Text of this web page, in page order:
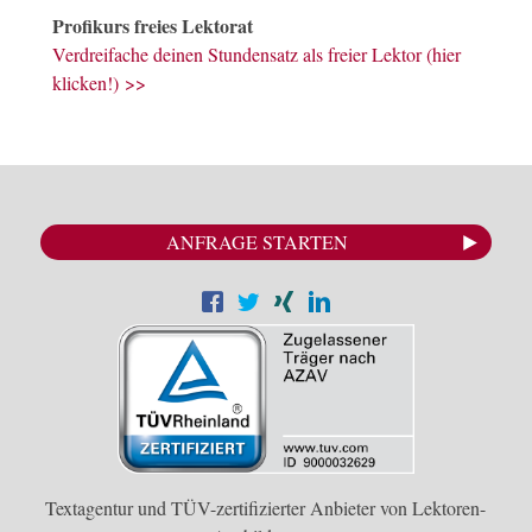
Profikurs freies Lektorat
Verdreifache deinen Stundensatz als freier Lektor (hier
klicken!) >>
ANFRAGE STARTEN
Textagentur und TÜV-zertifizierter Anbieter von Lektoren-